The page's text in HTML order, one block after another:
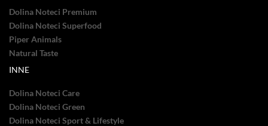
Dolina Noteci Premium
Dolina Noteci Superfood
Piper Animals
Natural Taste
INNE
Dolina Noteci Care
Dolina Noteci Green
Dolina Noteci Sport & Lifestyle